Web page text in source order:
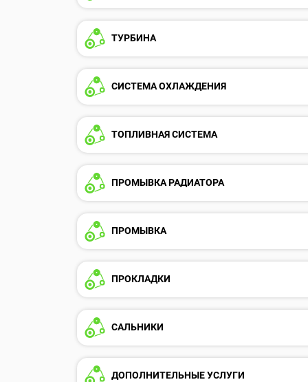
ТУРБИНА
СИСТЕМА ОХЛАЖДЕНИЯ
ТОПЛИВНАЯ СИСТЕМА
ПРОМЫВКА РАДИАТОРА
ПРОМЫВКА
ПРОКЛАДКИ
САЛЬНИКИ
ДОПОЛНИТЕЛЬНЫЕ УСЛУГИ